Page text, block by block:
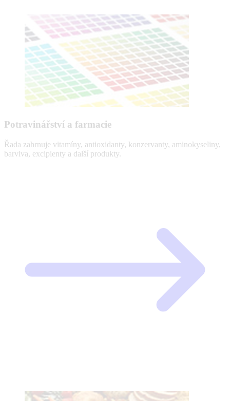
Potravinářství a farmacie
Řada zahrnuje vitamíny, antioxidanty, konzervanty, aminokyseliny,
barviva, excipienty a další produkty.